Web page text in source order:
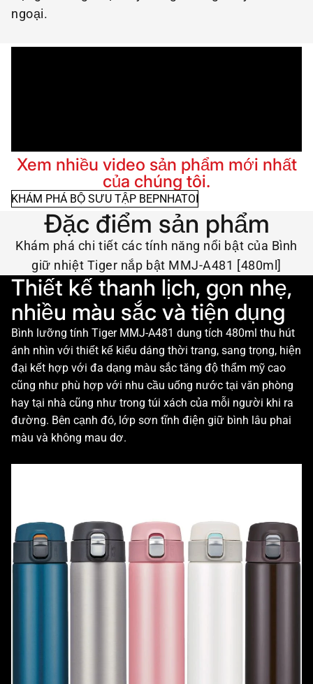
ngoại.
Xem nhiều video sản phẩm mới nhất
của chúng tôi.
KHÁM PHÁ BỘ SƯU TẬP BEPNHATOI
Đặc điểm sản phẩm
Khám phá chi tiết các tính năng nổi bật của Bình
giữ nhiệt Tiger nắp bật MMJ-A481 [480ml]
Thiết kế thanh lịch, gọn nhẹ,
nhiều màu sắc và tiện dụng
Bình lưỡng tính Tiger MMJ-A481 dung tích 480ml thu hút
ánh nhìn với thiết kế kiểu dáng thời trang, sang trọng, hiện
đại kết hợp với đa dạng màu sắc tăng độ thẩm mỹ cao
cũng như phù hợp với nhu cầu uống nước tại văn phòng
hay tại nhà cũng như trong túi xách của mỗi người khi ra
đường. Bên cạnh đó, lớp sơn tĩnh điện giữ bình lâu phai
màu và không mau dơ.